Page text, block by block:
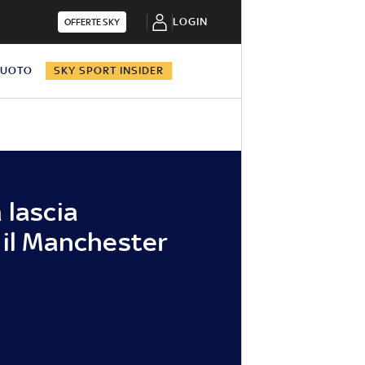
OFFERTE SKY LOGIN
SKY SPORT INSIDER
lascia
Manchester